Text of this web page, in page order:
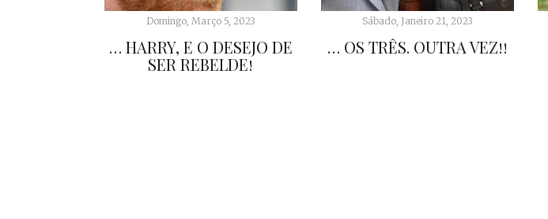
Domingo, Março 5, 2023
… HARRY, E O DESEJO DE
SER REBELDE!
Sábado, Janeiro 21, 2023
… OS TRÊS. OUTRA VEZ!!